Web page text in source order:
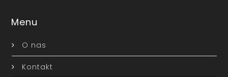
Menu
O nas
Kontakt